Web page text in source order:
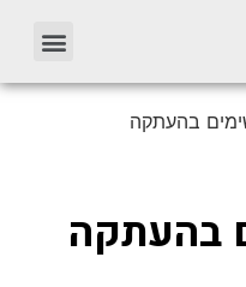
בהעתקה
בהעתקה